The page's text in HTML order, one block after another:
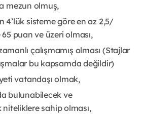
mezun olmuş,
4’lük sisteme göre en az 2,5/
puan ve üzeri olması,
çalışmamış olması (Stajlar
bu kapsamda değildir)
vatandaşı olmak,
bulunabilecek ve
sahip olması,